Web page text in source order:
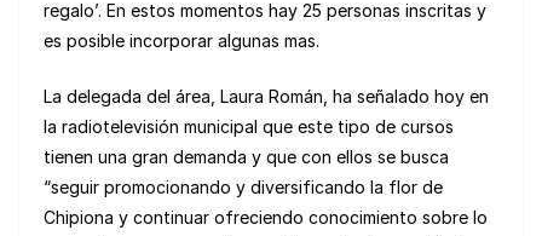
regalo’. En estos momentos hay 25 personas inscritas y
es posible incorporar algunas mas.
La delegada del área, Laura Román, ha señalado hoy en
la radiotelevisión municipal que este tipo de cursos
tienen una gran demanda y que con ellos se busca
“seguir promocionando y diversificando la flor de
Chipiona y continuar ofreciendo conocimiento sobre lo